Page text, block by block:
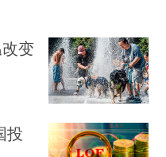
变
投